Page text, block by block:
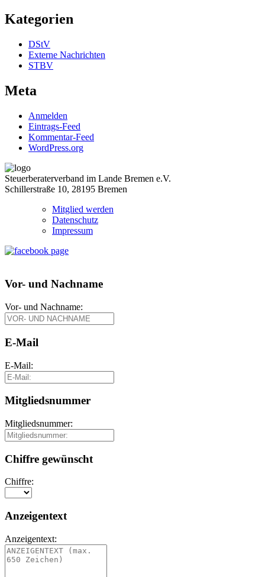
Kategorien
DStV
Externe Nachrichten
STBV
Meta
Anmelden
Eintrags-Feed
Kommentar-Feed
WordPress.org
Steuerberaterverband im Lande Bremen e.V.
Schillerstraße 10, 28195 Bremen
Mitglied werden
Datenschutz
Impressum
Vor- und Nachname
Vor- und Nachname:
E-Mail
E-Mail:
Mitgliedsnummer
Mitgliedsnummer:
Chiffre gewünscht
Chiffre:
Anzeigentext
Anzeigentext: